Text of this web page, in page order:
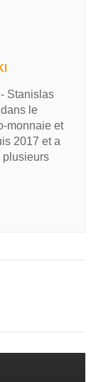
Stanislas
le
monnaie et
2017 et a
plusieurs